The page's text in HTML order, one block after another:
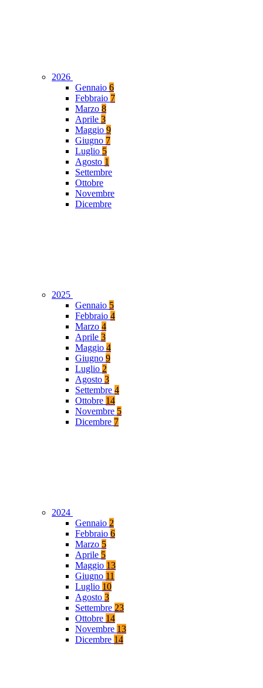
2026
Gennaio 6
Febbraio 7
Marzo 8
Aprile 3
Maggio 9
Giugno 7
Luglio 5
Agosto 1
Settembre
Ottobre
Novembre
Dicembre
2025
Gennaio 5
Febbraio 4
Marzo 4
Aprile 3
Maggio 4
Giugno 9
Luglio 2
Agosto 3
Settembre 4
Ottobre 14
Novembre 5
Dicembre 7
2024
Gennaio 2
Febbraio 6
Marzo 5
Aprile 5
Maggio 13
Giugno 11
Luglio 10
Agosto 3
Settembre 23
Ottobre 14
Novembre 13
Dicembre 14